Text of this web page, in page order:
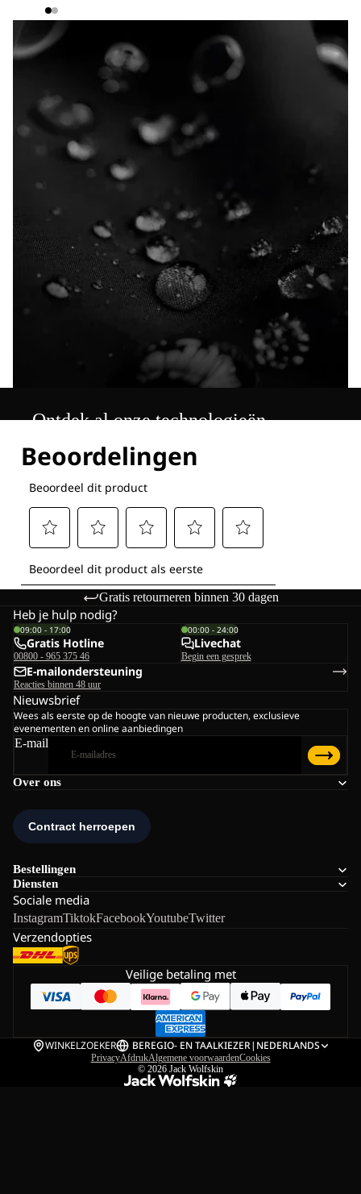
Ontdek al onze technologieën
Gratis retourneren binnen 30 dagen
Over ons
Bestellingen
Diensten
Sociale media
InstagramTiktokFacebookYoutubeTwitter
Verzendopties
Heb je hulp nodig?
09:00 - 17:00
Gratis Hotline
00800 - 965 375 46
00:00 - 24:00
Livechat
Begin een gesprek
E-mailondersteuning
Reacties binnen 48 uur
Nieuwsbrief
Wees als eerste op de hoogte van nieuwe producten, exclusieve
evenementen en online aanbiedingen
E-mail
Veilige betaling met
WINKELZOEKER BEREGIO- EN TAALKIEZER| NEDERLANDS
PrivacyAfdrukAlgemene voorwaardenCookies
© 2026 Jack Wolfskin